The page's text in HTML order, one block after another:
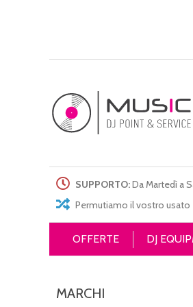
SUPPORTO:Da Martedì a
Permutiamo il vostro usato
OFFERTE DJ
MARCHI